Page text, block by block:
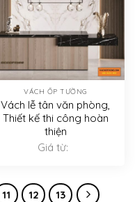
VÁCH ỐP TƯỜNG
Vách lễ tân văn phòng,
Thiết kế thi công hoàn
thiện
Giá từ:
11 12 13